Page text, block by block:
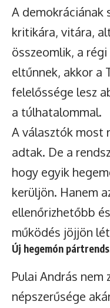
A demokráciának
kritikára, vitára,
összeomlik, a
eltűnnek, akkor a
felelőssége lesz
a túlhatalommal.
A választók most
adtak. De a
hogy egyik
kerüljön. Hanem
ellenőrizhetőbb
működés jöjjön
Új hegemón
Pulai András nem
népszerűsége